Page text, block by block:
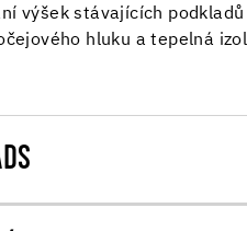
výšek stávajících podkladů
hluku a tepelná